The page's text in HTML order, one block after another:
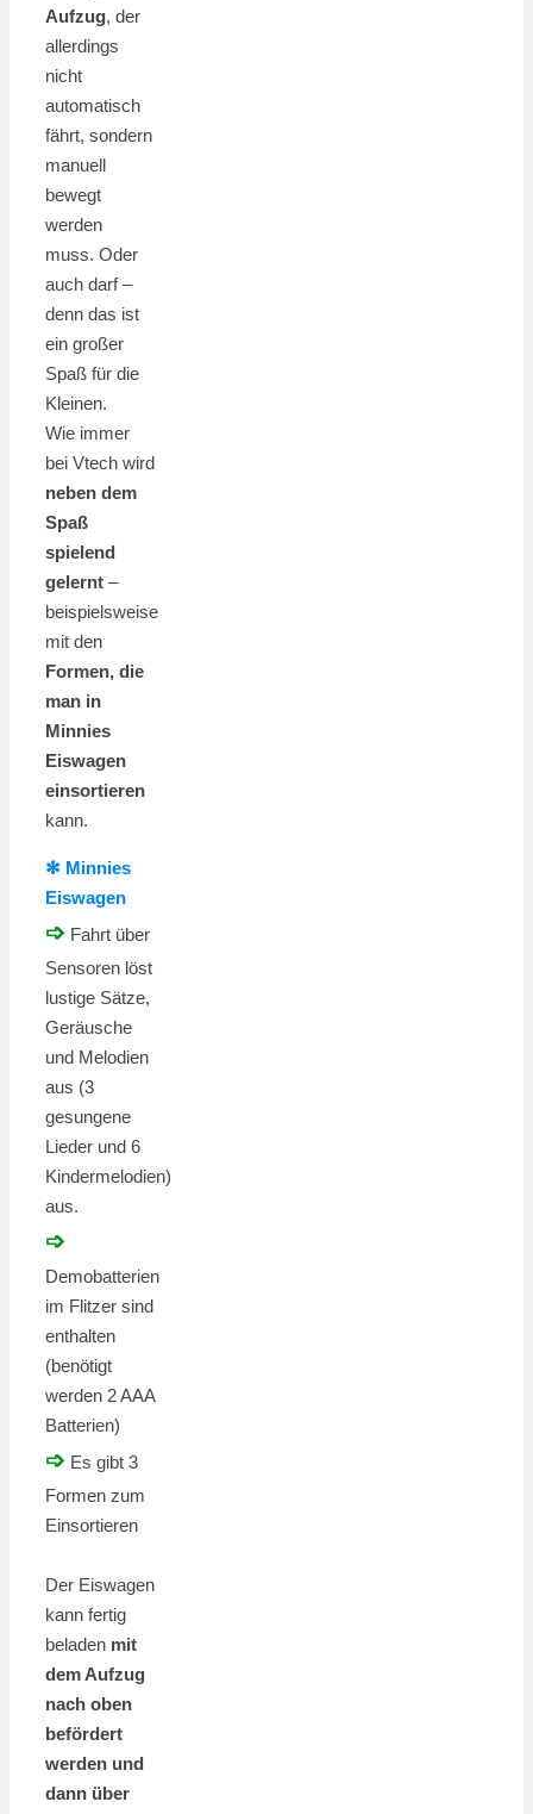
Aufzug, der
allerdings
nicht
automatisch
fährt, sondern
manuell
bewegt
werden
muss. Oder
auch darf –
denn das ist
ein großer
Spaß für die
Kleinen.
Wie immer
bei Vtech wird
neben dem
Spaß
spielend
gelernt –
beispielsweise
mit den
Formen, die
man in
Minnies
Eiswagen
einsortieren
kann.
✻ Minnies
Eiswagen
➩ Fahrt über
Sensoren löst
lustige Sätze,
Geräusche
und Melodien
aus (3
gesungene
Lieder und 6
Kindermelodien)
aus.
➩
Demobatterien
im Flitzer sind
enthalten
(benötigt
werden 2 AAA
Batterien)
➩ Es gibt 3
Formen zum
Einsortieren
Der Eiswagen
kann fertig
beladen mit
dem Aufzug
nach oben
befördert
werden und
dann über